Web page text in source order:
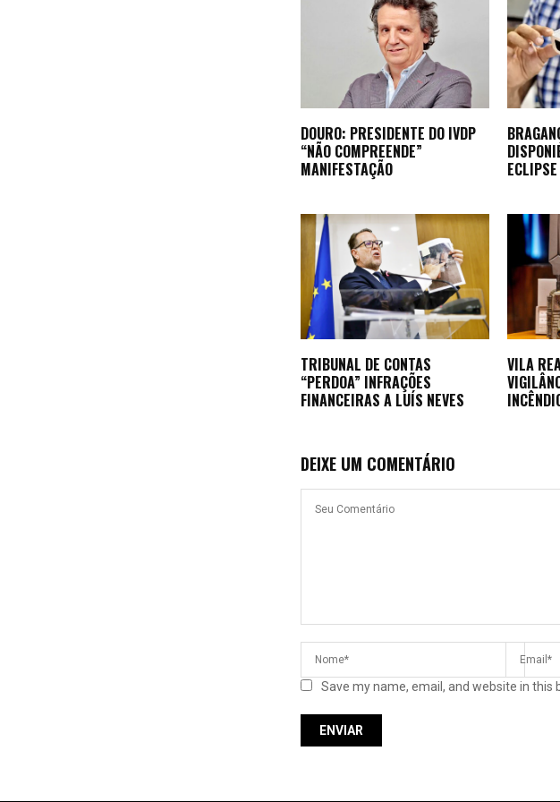
DOURO: PRESIDENTE DO IVDP
“NÃO COMPREENDE”
MANIFESTAÇÃO
TRIBUNAL DE CONTAS
“PERDOA” INFRAÇÕES
FINANCEIRAS A LUÍS NEVES
VILA
DEIXE UM COMENTÁRIO
Save my name, email, and website in